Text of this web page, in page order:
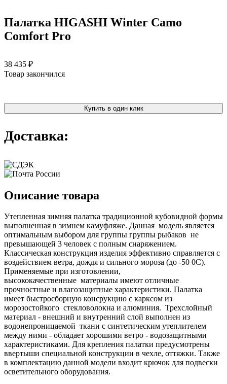
Палатка HIGASHI Winter Camo
Comfort Pro
38 435 ₽
Товар закончился
Купить в один клик
Доставка:
Описание товара
Утепленная зимняя палатка традиционной кубовидной формы
выполненная в зимнем камуфляже. Данная модель является
оптимальным выбором для группы группы рыбаков не
превышающей 3 человек с полным снаряжением.
Классическая конструкция изделия эффективно справляется с
воздействием ветра, дождя и сильного мороза (до -50 0С).
Применяемые при изготовлении,
высококачественные материалы имеют отличные
прочностные и влагозащитные характеристики. Палатка
имеет быстросборную консрукцию с карксом из
морозостойкого стекловолокна и алюминия. Трехслойный
материал - внешний и внутренний слой выполнен из
водонепроницаемой ткани с синтетическим утеплителем
между ними - обладает хорошими ветро - водозащитными
характеристиками. Для крепления палатки предусмотрены
ввертыши специальной конструкции в чехле, оттяжки. Также
в комплектацию данной модели входит крючок для подвески
осветительного оборудования.